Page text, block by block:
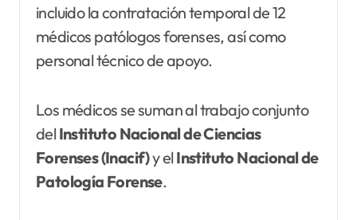
incluido la contratación temporal de 12
médicos patólogos forenses, así como
personal técnico de apoyo.
Los médicos se suman al trabajo conjunto
del Instituto Nacional de Ciencias
Forenses (Inacif)y el Instituto Nacional de
Patología Forense.